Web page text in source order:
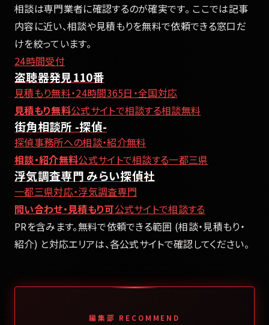
相談は専門業者に確認するのが確実です。 ここでは記事
内容に近い、相談や見積もりを無料で依頼できる窓口だ
けを絞っています。
24時間受付
盗聴器発見110番
見積もり無料・24時間365日・全国対応
見積もり無料公式サイトで相談する相談無料
街角相談所 -探偵-
探偵事務所への相談・紹介無料
相談・紹介無料公式サイトで相談する一都三県
浮気調査専門 みらい探偵社
一都三県対応・浮気調査専門
問い合わせ・見積もり可公式サイトで相談する
PRを含みます。無料で依頼できる範囲 (相談・見積もり・
紹介) と対応エリアは、各公式サイトで確認してください。
編集部 RECOMMEND